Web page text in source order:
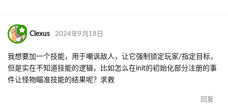
Clexus 2024年9月18日
我想要加一个技能，用于嘲讽敌人，让它强制锁定玩家/指定目标，
但是实在不知道技能的逻辑，比如怎么在init的初始化部分注册的事
件让怪物瞄准技能的结果呢？求救
回复